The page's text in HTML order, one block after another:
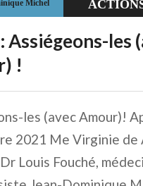
Michel
Assiégeons-les
!
les (avec Amour)!
2021 Me Virginie de
Louis Fouché,